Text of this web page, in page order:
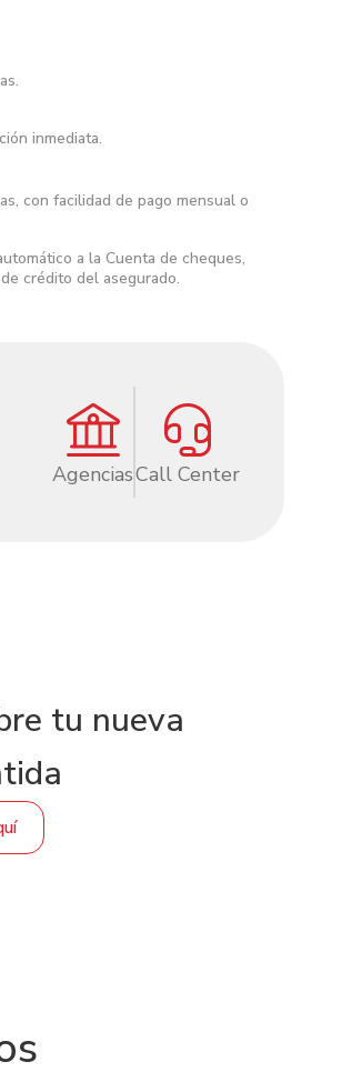
inmediata.
con facilidad de pago mensual o
a la Cuenta de cheques,
crédito del asegurado.
AgenciasCall Center
tu nueva